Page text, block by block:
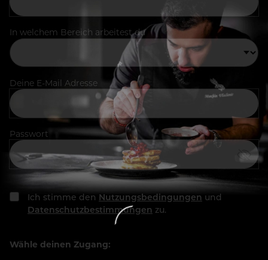
In welchem Bereich arbeitest du
Deine E-Mail Adresse
Passwort
Ich stimme den Nutzungsbedingungen und
Datenschutzbestimmungen zu.
Wähle deinen Zugang: